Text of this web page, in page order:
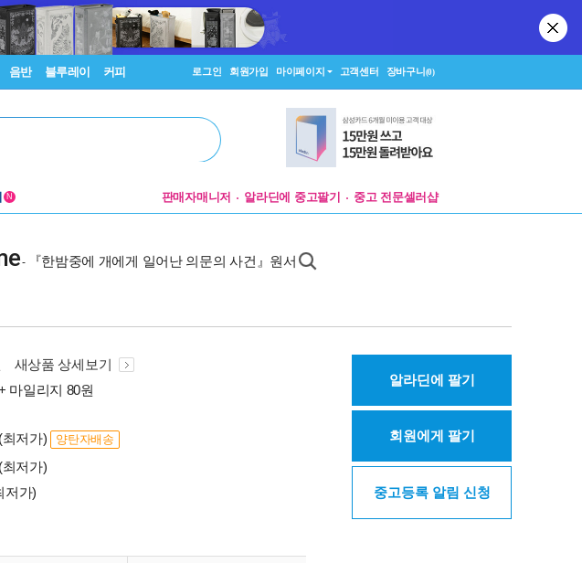
음반 블루레이 커피 로그인 회원가입 마이페이지 고객센터 장바구니(0)
N 판매자매니저 알라딘에 중고팔기 중고 전문셀러샵
- 『한밤중에 개에게 일어난 의문의 사건』원서
새상품 상세보기
마일리지 80원
(최저가) 양탄자배송
(최저가)
저가)
알라딘에 팔기
회원에게 팔기
중고등록 알림 신청